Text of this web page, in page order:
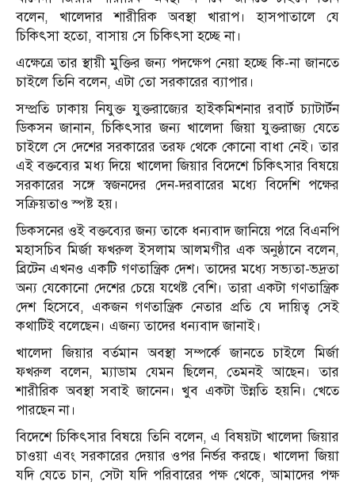
বলেন, খালেদার শারীরিক অবস্থা খারাপ। হাসপাতালে যে
চিকিৎসা হতো, বাসায় সে চিকিৎসা হচ্ছে না।
এক্ষেত্রে তার স্থায়ী মুক্তির জন্য পদক্ষেপ নেয়া হচ্ছে কি-না জানতে
চাইলে তিনি বলেন, এটা তো সরকারের ব্যাপার।
সম্প্রতি ঢাকায় নিযুক্ত যুক্তরাজ্যের হাইকমিশনার রবার্ট চ্যাটার্টন
ডিকসন জানান, চিকিৎসার জন্য খালেদা জিয়া যুক্তরাজ্য যেতে
চাইলে সে দেশের সরকারের তরফ থেকে কোনো বাধা নেই। তার
এই বক্তব্যের মধ্য দিয়ে খালেদা জিয়ার বিদেশে চিকিৎসার বিষয়ে
সরকারের সঙ্গে স্বজনদের দেন-দরবারের মধ্যে বিদেশি পক্ষের
সক্রিয়তাও স্পষ্ট হয়।
ডিকসনের ওই বক্তব্যের জন্য তাকে ধন্যবাদ জানিয়ে পরে বিএনপি
মহাসচিব মির্জা ফখরুল ইসলাম আলমগীর এক অনুষ্ঠানে বলেন,
ব্রিটেন এখনও একটি গণতান্ত্রিক দেশ। তাদের মধ্যে সভ্যতা-ভদ্রতা
অন্য যেকোনো দেশের চেয়ে যথেষ্ট বেশি। তারা একটা গণতান্ত্রিক
দেশ হিসেবে, একজন গণতান্ত্রিক নেতার প্রতি যে দায়িত্ব সেই
কথাটিই বলেছেন। এজন্য তাদের ধন্যবাদ জানাই।
খালেদা জিয়ার বর্তমান অবস্থা সম্পর্কে জানতে চাইলে মির্জা
ফখরুল বলেন, ম্যাডাম যেমন ছিলেন, তেমনই আছেন। তার
শারীরিক অবস্থা সবাই জানেন। খুব একটা উন্নতি হয়নি। খেতে
পারছেন না।
বিদেশে চিকিৎসার বিষয়ে তিনি বলেন, এ বিষয়টা খালেদা জিয়ার
চাওয়া এবং সরকারের দেয়ার ওপর নির্ভর করছে। খালেদা জিয়া
যদি যেতে চান, সেটা যদি পরিবারের পক্ষ থেকে, আমাদের পক্ষ